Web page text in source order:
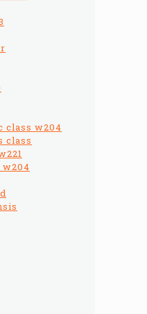
class w204
class